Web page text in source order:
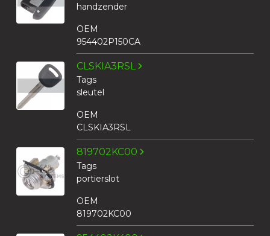
handzender
OEM
954402P150CA
CLSKIA3RSL
Tags
sleutel
OEM
CLSKIA3RSL
819702KC00
Tags
portierslot
OEM
819702KC00